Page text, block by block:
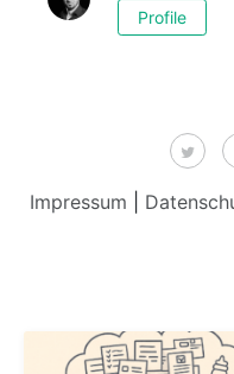
Profile
Impressum